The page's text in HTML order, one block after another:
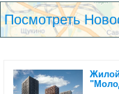
Посмотреть